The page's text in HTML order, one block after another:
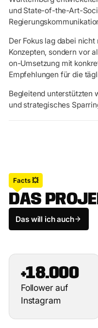
und State-of-the-Art-
Der Fokus lag dabei
Konzepten, sondern vor
on-Umsetzung mit
Empfehlungen für die
Begleitend unterstützten
und strategisches
+18.000
Follower auf
Instagram
Facts 💥
DAS PROJE
Das will ich auch